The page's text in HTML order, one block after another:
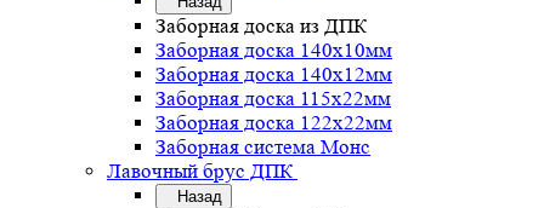
Заборная доска из ДПК
Заборная доска 140х10мм
Заборная доска 140х12мм
Заборная доска 115х22мм
Заборная доска 122х22мм
Заборная система Монс
Лавочный брус ДПК
Назад